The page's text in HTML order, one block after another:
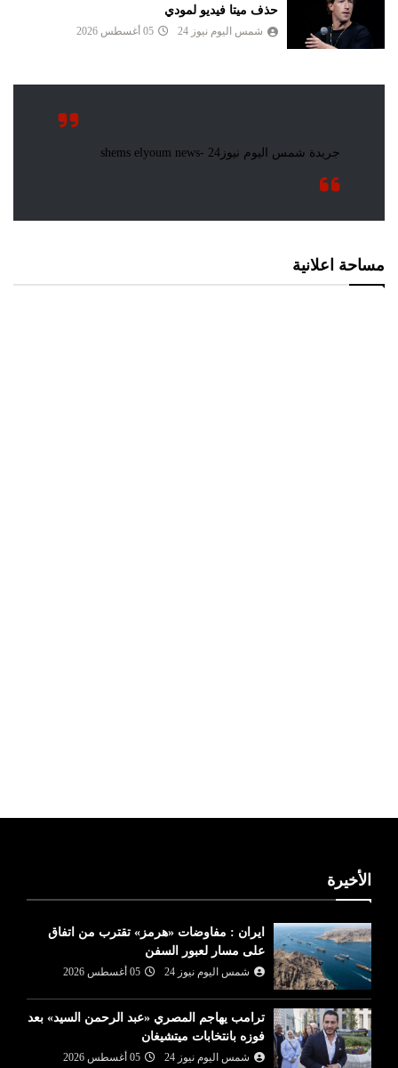
حذف ميتا فيديو لمودي
شمس اليوم نيوز 24 05 أغسطس 2026
مساحة اعلانية
الأخيرة
ايران : مفاوضات «هرمز» تقترب من اتفاق
على مسار لعبور السفن
شمس اليوم نيوز 24 05 أغسطس 2026
ترامب يهاجم المصري «عبد الرحمن السيد» بعد
فوزه بانتخابات ميتشيغان
شمس اليوم نيوز 24 05 أغسطس 2026